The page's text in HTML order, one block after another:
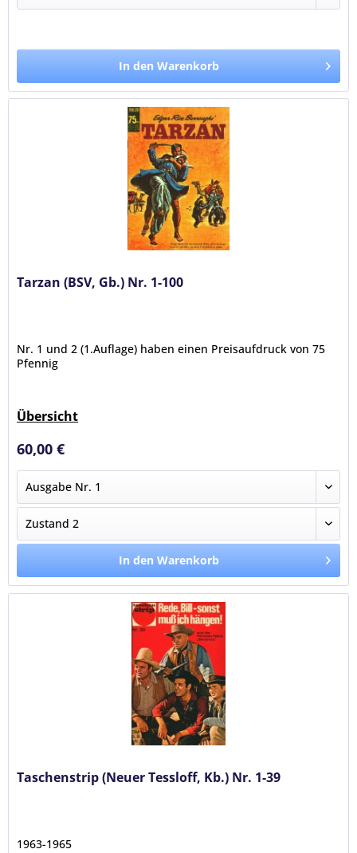
In den Warenkorb
Tarzan (BSV, Gb.) Nr. 1-100
Nr. 1 und 2 (1.Auflage) haben einen Preisaufdruck von 75
Pfennig
Übersicht
60,00 €
In den Warenkorb
Taschenstrip (Neuer Tessloff, Kb.) Nr. 1-39
1963-1965